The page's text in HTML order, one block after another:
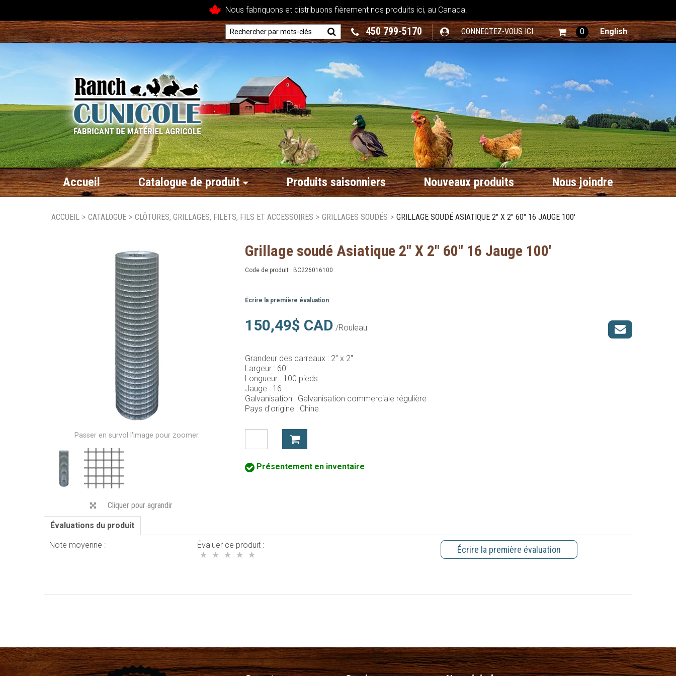
Nous fabriquons et distribuons fièrement nos produits ici, au Canada.
450 799-5170 CONNECTEZ-VOUS ICI 0 English
Accueil Catalogue de produit Produits saisonniers Nouveaux produits Nous joindre
ACCUEIL > CATALOGUE > CLÔTURES, GRILLAGES, FILETS, FILS ET ACCESSOIRES > GRILLAGES SOUDÉS > GRILLAGE SOUDÉ ASIATIQUE 2" X 2" 60" 16 JAUGE 100'
Passer en survol l'image pour zoomer.
Cliquer pour agrandir
Grillage soudé Asiatique 2" X 2" 60" 16 Jauge 100'
Code de produit : BC226016100
Écrire la première évaluation
150,49$ CAD /Rouleau
Grandeur des carreaux : 2" x 2"
Largeur : 60"
Longueur : 100 pieds
Jauge : 16
Galvanisation : Galvanisation commerciale régulière
Pays d'origine : Chine
Présentement en inventaire
Évaluations du produit
Note moyenne : Évaluer ce produit : Écrire la première évaluation